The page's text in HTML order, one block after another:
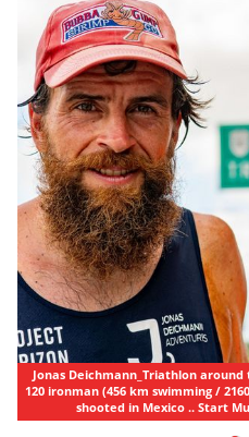
Jonas Deichmann_Triathlon
120 ironman (456 km swimming /
shooted in Mexico .. Start